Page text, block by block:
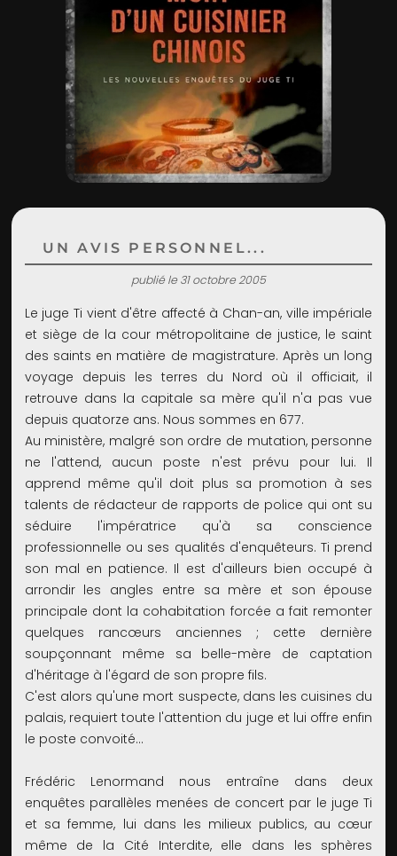
UN AVIS PERSONNEL...
publié le 31 octobre 2005
Le juge Ti vient d'être affecté à Chan-an, ville impériale
et siège de la cour métropolitaine de justice, le saint
des saints en matière de magistrature. Après un long
voyage depuis les terres du Nord où il officiait, il
retrouve dans la capitale sa mère qu'il n'a pas vue
depuis quatorze ans. Nous sommes en 677.
Au ministère, malgré son ordre de mutation, personne
ne l'attend, aucun poste n'est prévu pour lui. Il
apprend même qu'il doit plus sa promotion à ses
talents de rédacteur de rapports de police qui ont su
séduire l'impératrice qu'à sa conscience
professionnelle ou ses qualités d'enquêteurs. Ti prend
son mal en patience. Il est d'ailleurs bien occupé à
arrondir les angles entre sa mère et son épouse
principale dont la cohabitation forcée a fait remonter
quelques rancœurs anciennes ; cette dernière
soupçonnant même sa belle-mère de captation
d'héritage à l'égard de son propre fils.
C'est alors qu'une mort suspecte, dans les cuisines du
palais, requiert toute l'attention du juge et lui offre enfin
le poste convoité...
Frédéric Lenormand nous entraîne dans deux
enquêtes parallèles menées de concert par le juge Ti
et sa femme, lui dans les milieux publics, au cœur
même de la Cité Interdite, elle dans les sphères